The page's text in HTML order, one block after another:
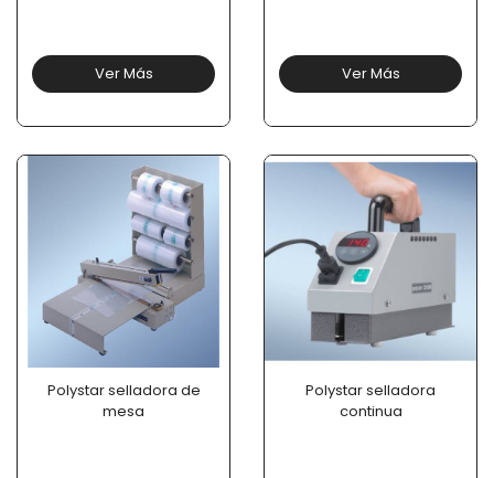
Ver Más Ver Más
Polystar selladora de
mesa
Polystar selladora
continua